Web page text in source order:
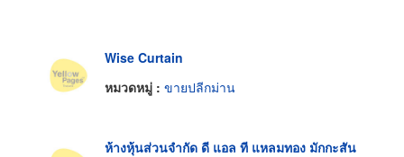
Wise Curtain
หมวดหมู่ : ขายปลีกม่าน
ห้างหุ้นส่วนจำกัด ดี แอล ที แหลมทอง มักกะสัน